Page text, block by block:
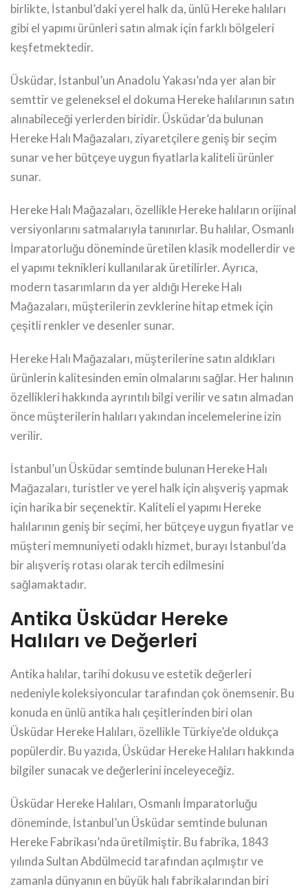
birlikte, İstanbul’daki yerel halk da, ünlü Hereke halıları
gibi el yapımı ürünleri satın almak için farklı bölgeleri
keşfetmektedir.
Üsküdar, İstanbul’un Anadolu Yakası’nda yer alan bir
semttir ve geleneksel el dokuma Hereke halılarının satın
alınabileceği yerlerden biridir. Üsküdar’da bulunan
Hereke Halı Mağazaları, ziyaretçilere geniş bir seçim
sunar ve her bütçeye uygun fiyatlarla kaliteli ürünler
sunar.
Hereke Halı Mağazaları, özellikle Hereke halıların orijinal
versiyonlarını satmalarıyla tanınırlar. Bu halılar, Osmanlı
İmparatorluğu döneminde üretilen klasik modellerdir ve
el yapımı teknikleri kullanılarak üretilirler. Ayrıca,
modern tasarımların da yer aldığı Hereke Halı
Mağazaları, müşterilerin zevklerine hitap etmek için
çeşitli renkler ve desenler sunar.
Hereke Halı Mağazaları, müşterilerine satın aldıkları
ürünlerin kalitesinden emin olmalarını sağlar. Her halının
özellikleri hakkında ayrıntılı bilgi verilir ve satın almadan
önce müşterilerin halıları yakından incelemelerine izin
verilir.
İstanbul’un Üsküdar semtinde bulunan Hereke Halı
Mağazaları, turistler ve yerel halk için alışveriş yapmak
için harika bir seçenektir. Kaliteli el yapımı Hereke
halılarının geniş bir seçimi, her bütçeye uygun fiyatlar ve
müşteri memnuniyeti odaklı hizmet, burayı İstanbul’da
bir alışveriş rotası olarak tercih edilmesini
sağlamaktadır.
Antika Üsküdar Hereke
Halıları ve Değerleri
Antika halılar, tarihi dokusu ve estetik değerleri
nedeniyle koleksiyoncular tarafından çok önemsenir. Bu
konuda en ünlü antika halı çeşitlerinden biri olan
Üsküdar Hereke Halıları, özellikle Türkiye’de oldukça
popülerdir. Bu yazıda, Üsküdar Hereke Halıları hakkında
bilgiler sunacak ve değerlerini inceleyeceğiz.
Üsküdar Hereke Halıları, Osmanlı İmparatorluğu
döneminde, İstanbul’un Üsküdar semtinde bulunan
Hereke Fabrikası’nda üretilmiştir. Bu fabrika, 1843
yılında Sultan Abdülmecid tarafından açılmıştır ve
zamanla dünyanın en büyük halı fabrikalarından biri